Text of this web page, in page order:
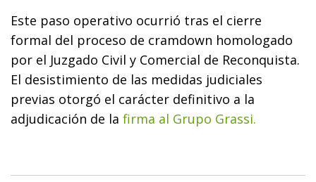
Este paso operativo ocurrió tras el cierre
formal del proceso de cramdown homologado
por el Juzgado Civil y Comercial de Reconquista.
El desistimiento de las medidas judiciales
previas otorgó el carácter definitivo a la
adjudicación de la firma al Grupo Grassi.